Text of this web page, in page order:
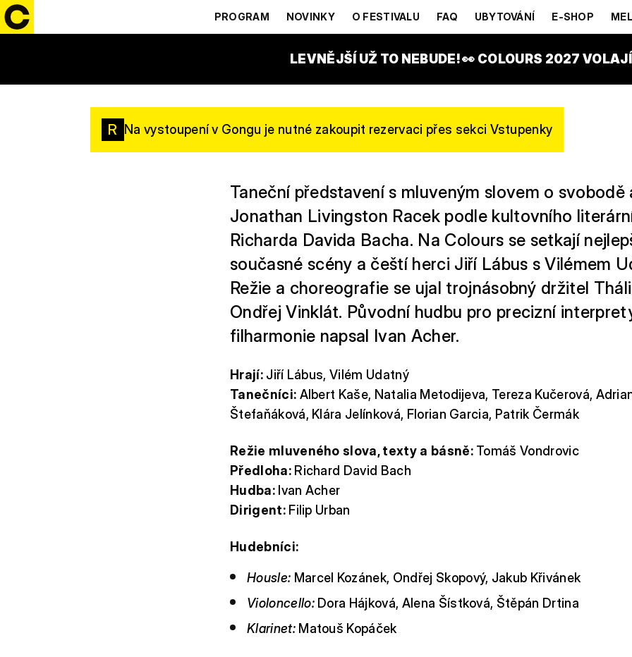
PROGRAM NOVINKY O FESTIVALU FAQ UBYTOVÁNÍ E-SHOP
LEVNĚJŠÍ UŽ TO NEBUDE! 👀 COLOURS 2027
LIVINGSTON RACEK
VÍTKOVICE GONG STAGE
R Na vystoupení v Gongu je nutné zakoupit rezervaci přes sekci Vstupenky
Taneční představení s mluveným slovem o svobodě
Jonathan Livingston Racek podle kultovního
Richarda Davida Bacha. Na Colours se setkají
současné scény a čeští herci Jiří Lábus s Vilémem
Režie a choreografie se ujal trojnásobný držitel
Ondřej Vinklát. Původní hudbu pro precizní
filharmonie napsal Ivan Acher.
Hrají:Jiří Lábus, Vilém Udatný
Tanečníci: Albert Kaše, Natalia Metodijeva, Tereza Kučerová,
Štefaňáková, Klára Jelínková, Florian Garcia, Patrik Čermák
Režie mluveného slova, texty a básně:Tomáš Vondrovic
Předloha:Richard David Bach
Hudba:Ivan Acher
Dirigent:Filip Urban
Hudebníci:
Housle: Marcel Kozánek, Ondřej Skopový, Jakub Křivánek
Violoncello:Dora Hájková, Alena Šístková, Štěpán Drtina
Klarinet:Matouš Kopáček